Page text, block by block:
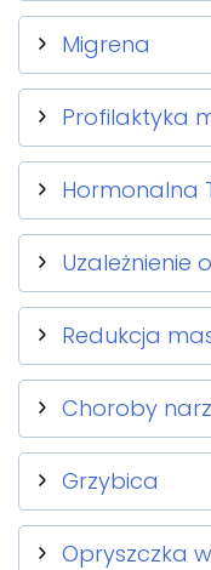
Migrena
Profilaktyka
Hormonalna
Uzależnienie
Redukcja
Choroby
Grzybica
Opryszczka